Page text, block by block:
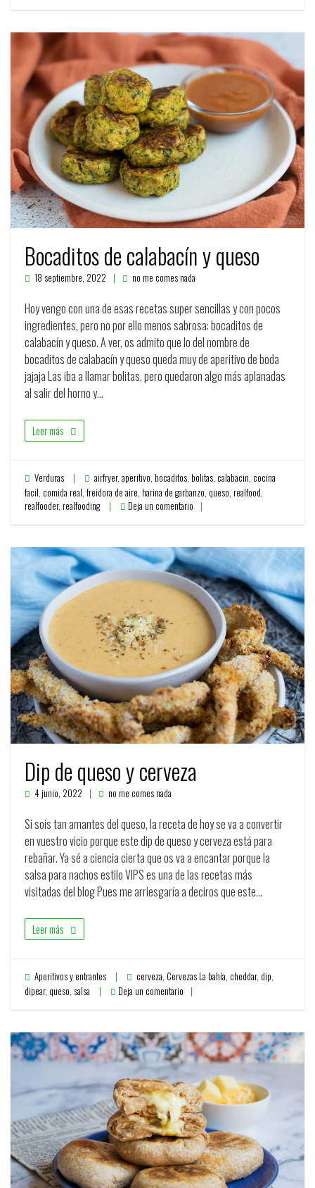
Bocaditos de calabacín y queso
18 septiembre, 2022 no me comes nada
Hoy vengo con una de esas recetas super sencillas y con pocos
ingredientes, pero no por ello menos sabrosa: bocaditos de
calabacín y queso. A ver, os admito que lo del nombre de
bocaditos de calabacín y queso queda muy de aperitivo de boda
jajaja Las iba a llamar bolitas, pero quedaron algo más aplanadas
al salir del horno y…
Leer más
Verduras airfryer, aperitivo, bocaditos, bolitas, calabacin, cocina
facil, comida real, freidora de aire, harina de garbanzo, queso, realfood,
realfooder, realfooding Deja un comentario
Dip de queso y cerveza
4 junio, 2022 no me comes nada
Si sois tan amantes del queso, la receta de hoy se va a convertir
en vuestro vicio porque este dip de queso y cerveza está para
rebañar. Ya sé a ciencia cierta que os va a encantar porque la
salsa para nachos estilo VIPS es una de las recetas más
visitadas del blog Pues me arriesgaría a deciros que este…
Leer más
Aperitivos y entrantes cerveza, Cervezas La bahía, cheddar, dip,
dipear, queso, salsa Deja un comentario